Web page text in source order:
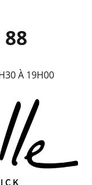
À 19H00